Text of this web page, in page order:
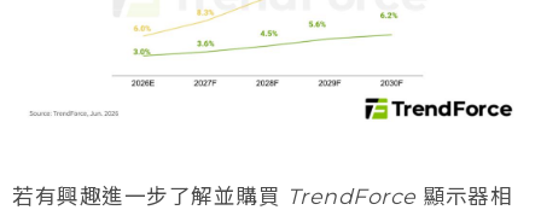
若有興趣進一步了解並購買 TrendForce 顯示器相